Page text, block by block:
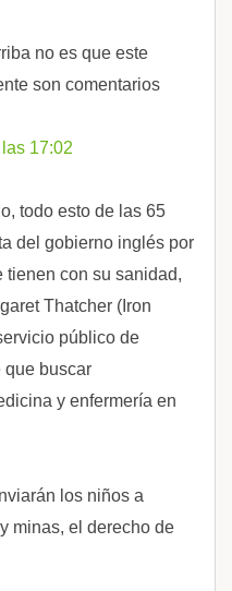
no es que este
son comentarios
17:02
todo esto de las 65
del gobierno inglés por
tienen con su sanidad,
Thatcher (Iron
público de
que buscar
y enfermería en
los niños a
minas, el derecho de